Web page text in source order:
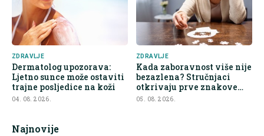
ZDRAVLJE
Dermatolog upozorava:
Ljetno sunce može ostaviti
trajne posljedice na koži
04. 08. 2026.
ZDRAVLJE
Kada zaboravnost više nije
bezazlena? Stručnjaci
otkrivaju prve znakove
demencije
05. 08. 2026.
Najnovije